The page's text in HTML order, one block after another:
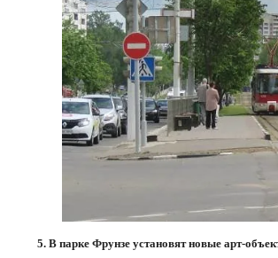
5. В парке Фрунзе установят новые арт-